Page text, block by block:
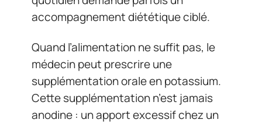
accompagnement diététique ciblé.
Quand l’alimentation ne suffit pas, le
médecin peut prescrire une
supplémentation orale en potassium.
Cette supplémentation n’est jamais
anodine : un apport excessif chez un